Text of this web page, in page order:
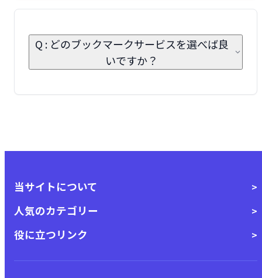
Q : どのブックマークサービスを選べば良
いですか？
当サイトについて
人気のカテゴリー
役に立つリンク